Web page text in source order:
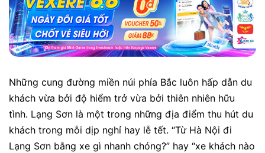
Những cung đường miền núi phía Bắc luôn hấp dẫn du
khách vừa bởi độ hiểm trở vừa bởi thiên nhiên hữu
tình. Lạng Sơn là một trong những địa điểm thu hút du
khách trong mỗi dịp nghỉ hay lễ tết. “Từ Hà Nội đi
Lạng Sơn bằng xe gì nhanh chóng?” hay “xe khách nào